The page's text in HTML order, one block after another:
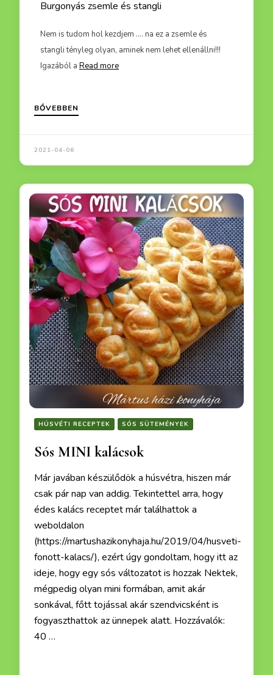
Burgonyás zsemle és stangli
Nem is tudom hol kezdjem .... na ez a zsemle és
stangli tényleg olyan, aminek nem lehet ellenállni!!!
Igazából a Read more
BŐVEBBEN
2021-04-06
HÚSVÉTI RECEPTEK SÓS SÜTEMÉNYEK
Sós MINI kalácsok
Már javában készülődök a húsvétra, hiszen már
csak pár nap van addig. Tekintettel arra, hogy
édes kalács receptet már találhattok a
weboldalon
(https://martushazikonyhaja.hu/2019/04/husveti-
fonott-kalacs/), ezért úgy gondoltam, hogy itt az
ideje, hogy egy sós változatot is hozzak Nektek,
mégpedig olyan mini formában, amit akár
sonkával, főtt tojással akár szendvicsként is
fogyaszthattok az ünnepek alatt. Hozzávalók:
40 …